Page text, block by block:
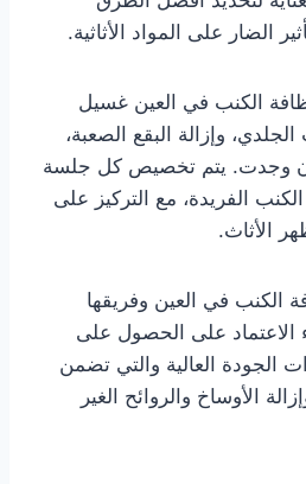
الضار على المواد الأثاثية.
الكنب في العين غسيل
وإزالة البقع الصعبة،
إن وجدت. يتم تخصيص كل جلسة
الفريدة، مع التركيز على
الأثاث.
في العين وفريقها
الاعتماد على الحصول على
العالية والتي تضمن
الأوساخ والروائح الغير